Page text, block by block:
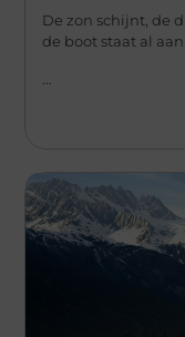
De zon schijnt, de
de boot staat al